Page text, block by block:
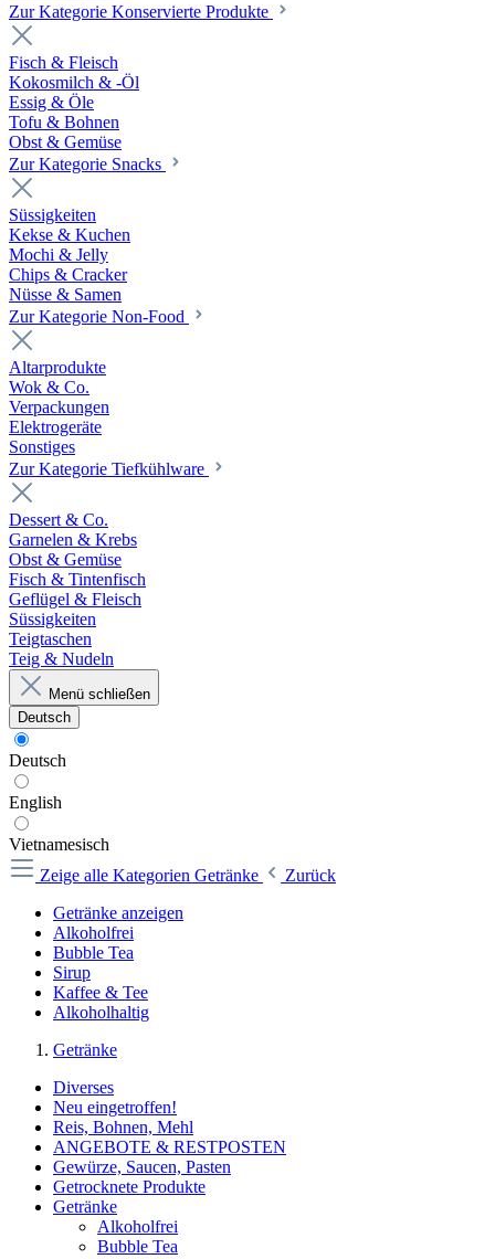
Zur Kategorie Konservierte Produkte
Fisch & Fleisch
Kokosmilch & -Öl
Essig & Öle
Tofu & Bohnen
Obst & Gemüse
Zur Kategorie Snacks
Süssigkeiten
Kekse & Kuchen
Mochi & Jelly
Chips & Cracker
Nüsse & Samen
Zur Kategorie Non-Food
Altarprodukte
Wok & Co.
Verpackungen
Elektrogeräte
Sonstiges
Zur Kategorie Tiefkühlware
Dessert & Co.
Garnelen & Krebs
Obst & Gemüse
Fisch & Tintenfisch
Geflügel & Fleisch
Süssigkeiten
Teigtaschen
Teig & Nudeln
Menü schließen
Deutsch
Deutsch
English
Vietnamesisch
Zeige alle Kategorien Getränke
Zurück
Getränke anzeigen
Alkoholfrei
Bubble Tea
Sirup
Kaffee & Tee
Alkoholhaltig
Getränke
Diverses
Neu eingetroffen!
Reis, Bohnen, Mehl
ANGEBOTE & RESTPOSTEN
Gewürze, Saucen, Pasten
Getrocknete Produkte
Getränke
Alkoholfrei
Bubble Tea